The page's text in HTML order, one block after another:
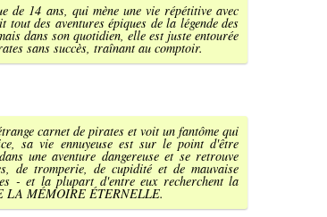
de 14 ans, qui mène une vie répétitive avec
des aventures épiques de la légende des
dans son quotidien, elle est juste entourée
sans succès, traînant au comptoir.
carnet de pirates et voit un fantôme qui
sa vie ennuyeuse est sur le point d'être
une aventure dangereuse et se retrouve
de tromperie, de cupidité et de mauvaise
- et la plupart d'entre eux recherchent la
LA MÉMOIRE ÉTERNELLE.